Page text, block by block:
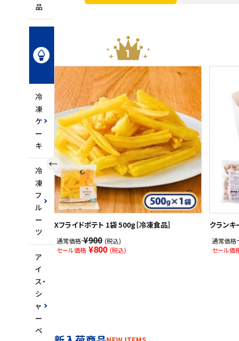
品
冷
凍
ス
ー
冷
凍
ケ
ー
キ
冷
凍
フ
ル
ー
ツ
ア
イ
ス・
シ
ャ
ー
ベ
Xフライドポテト 1袋 500g［冷凍食品］
通常価格¥900 (税込)
セール価格 ¥800 (税込)
クランキ
通常価格
セール価